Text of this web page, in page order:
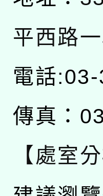
平西路
電話
傳真：
【處室